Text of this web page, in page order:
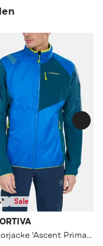
Sale
Outdoorjacke 'Ascent Primaloft' mehrfarbig